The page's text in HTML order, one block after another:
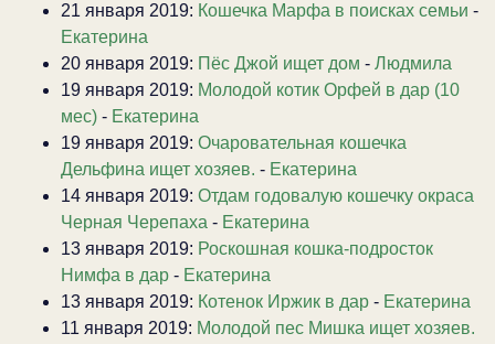
21 января 2019: Кошечка Марфа в поисках семьи -
Екатерина
20 января 2019: Пёс Джой ищет дом - Людмила
19 января 2019: Молодой котик Орфей в дар (10
мес) - Екатерина
19 января 2019: Очаровательная кошечка
Дельфина ищет хозяев. - Екатерина
14 января 2019: Отдам годовалую кошечку окраса
Черная Черепаха - Екатерина
13 января 2019: Роскошная кошка-подросток
Нимфа в дар - Екатерина
13 января 2019: Котенок Иржик в дар - Екатерина
11 января 2019: Молодой пес Мишка ищет хозяев.